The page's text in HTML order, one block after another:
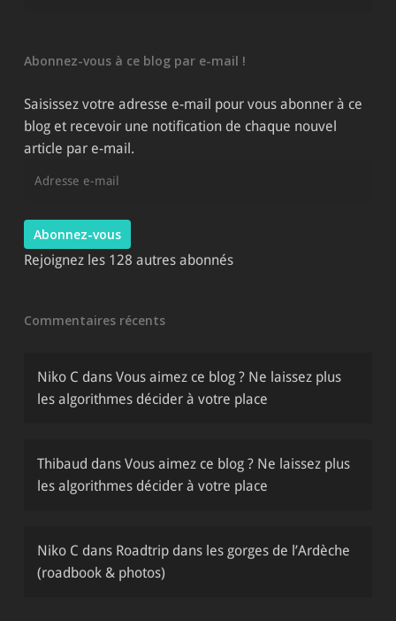
du
Abonnez-vous à ce blog par e-mail !
Saisissez votre adresse e-mail pour vous abonner à ce
blog et recevoir une notification de chaque nouvel
article par e-mail.
Abonnez-vous
Rejoignez les 128 autres abonnés
Commentaires récents
Niko C dans Vous aimez ce blog ? Ne laissez plus
les algorithmes décider à votre place
Thibaud dans Vous aimez ce blog ? Ne laissez plus
les algorithmes décider à votre place
Niko C dans Roadtrip dans les gorges de l’Ardèche
(roadbook & photos)